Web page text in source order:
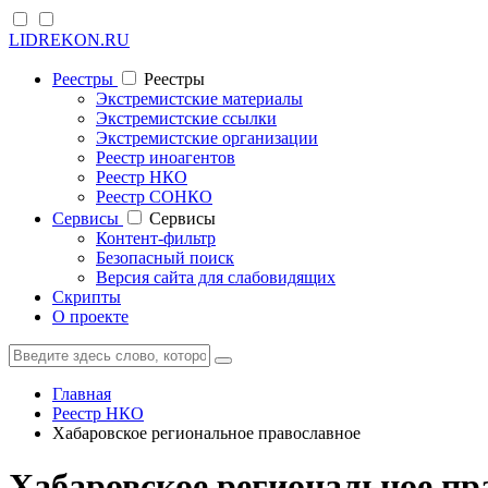
LIDREKON.RU
Реестры
Реестры
Экстремистские материалы
Экстремистские ссылки
Экстремистские организации
Реестр иноагентов
Реестр НКО
Реестр СОНКО
Cервисы
Cервисы
Контент-фильтр
Безопасный поиск
Версия сайта для слабовидящих
Скрипты
О проекте
Главная
Реестр НКО
Хабаровское региональное православное